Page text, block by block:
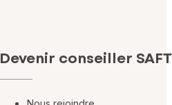
Devenir conseiller